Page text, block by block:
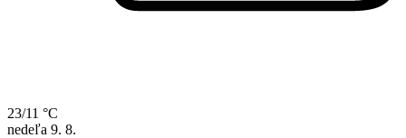
23/11 °C
nedeľa 9. 8.